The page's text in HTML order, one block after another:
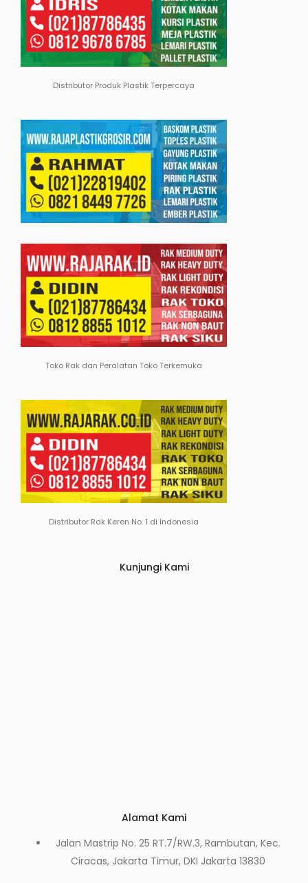
Distributor Produk Plastik Terpercaya
Toko Rak dan Peralatan Toko Terkemuka
Distributor Rak Keren No. 1 di Indonesia
Kunjungi Kami
Alamat Kami
Jalan Mastrip No. 25 RT.7/RW.3, Rambutan, Kec.
Ciracas, Jakarta Timur, DKI Jakarta 13830